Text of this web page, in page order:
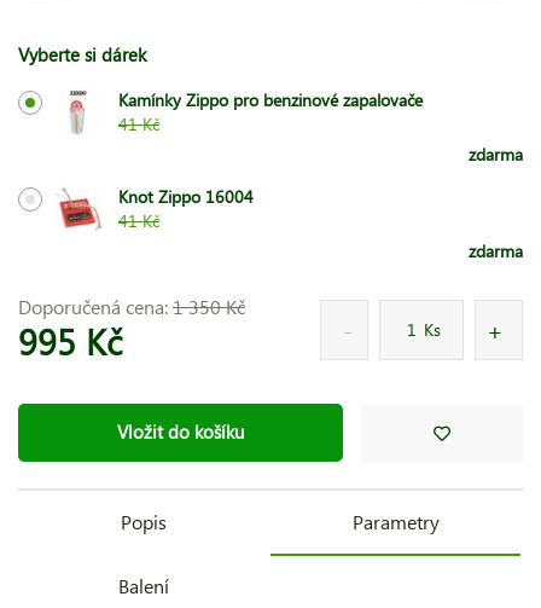
Vyberte si dárek
Kamínky Zippo pro benzinové zapalovače
41 Kč
zdarma
Knot Zippo 16004
41 Kč
zdarma
Doporučená cena:1 350 Kč
995 Kč Ks
Vložit do košíku
Popis Parametry
Balení